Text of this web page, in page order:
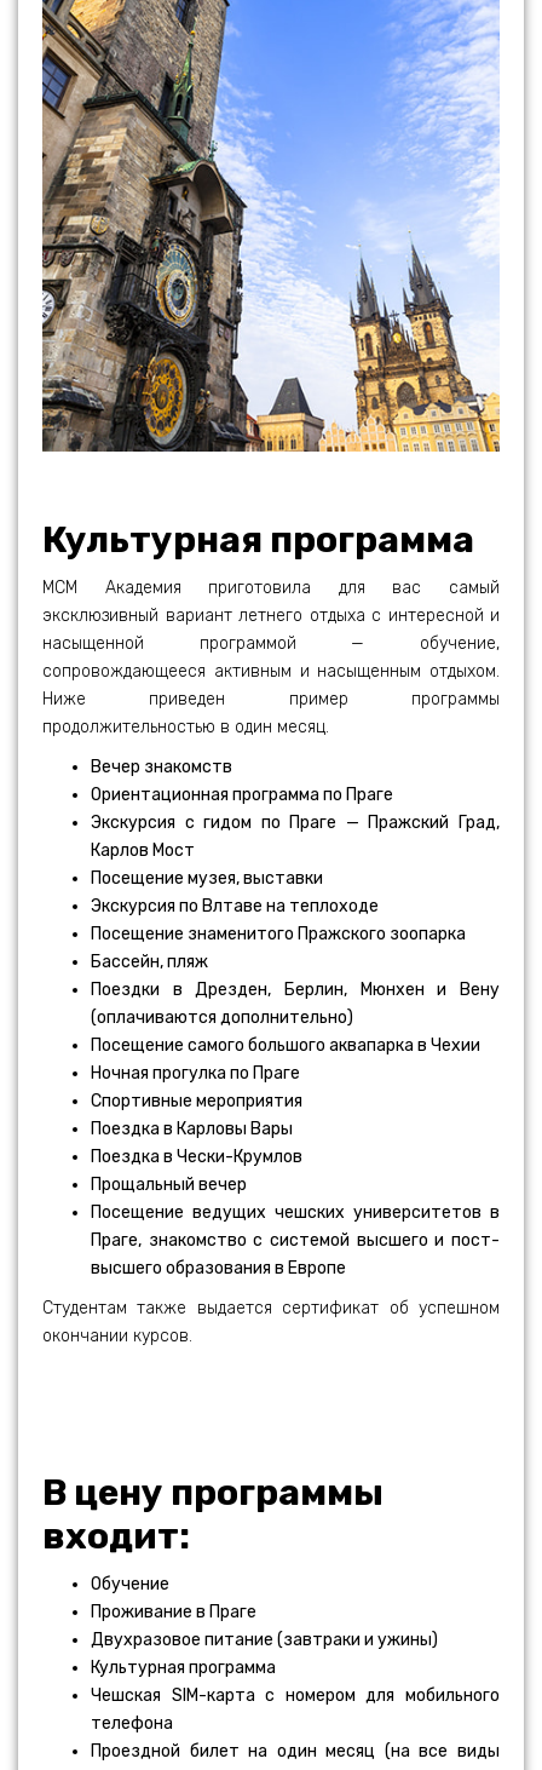
Культурная программа
МСМ Академия приготовила для вас самый
эксклюзивный вариант летнего отдыха с интересной и
насыщенной программой — обучение,
сопровождающееся активным и насыщенным отдыхом.
Ниже приведен пример программы
продолжительностью в один месяц.
Вечер знакомств
Ориентационная программа по Праге
Экскурсия с гидом по Праге — Пражский Град,
Карлов Мост
Посещение музея, выставки
Экскурсия по Влтаве на теплоходе
Посещение знаменитого Пражского зоопарка
Бассейн, пляж
Поездки в Дрезден, Берлин, Мюнхен и Вену
(оплачиваются дополнительно)
Посещение самого большого аквапарка в Чехии
Ночная прогулка по Праге
Спортивные мероприятия
Поездка в Карловы Вары
Поездка в Чески-Крумлов
Прощальный вечер
Посещение ведущих чешских университетов в
Праге, знакомство с системой высшего и пост-
высшего образования в Европе
Cтудентам также выдается сертификат об успешном
окончании курсов.
В цену программы
входит:
Обучение
Проживание в Праге
Двухразовое питание (завтраки и ужины)
Культурная программа
Чешская SIM-карта с номером для мобильного
телефона
Проездной билет на один месяц (на все виды